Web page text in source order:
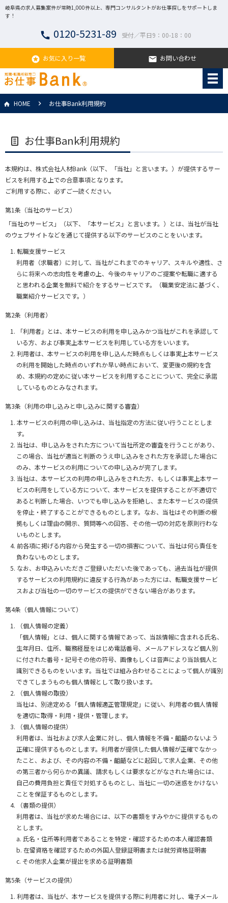
岐阜県の求人募集案件が常時1,000件以上、専門コンサルタントがお仕事探しをサポートしま
す！
call 0120-5231-89 受付／平日9：00-18：00
stars お気に入り一覧 email お問い合わせ
HOME お仕事Bank利用規約
お仕事Bank利用規約
本規約は、株式会社人材Bank（以下、「当社」と言います。）が提供するサー
ビスを利用する上での合意事項となります。
ご利用する際に、必ずご一読ください。
第1条（当社のサービス）
「当社のサービス」（以下、「本サービス」と言います。）とは、当社が当社
のウェブサイトなどを通じて提供する以下のサービスのことをいいます。
転職支援サービス
利用者（求職者）に対して、当社がこれまでのキャリア、スキルや適性、さ
らに将来への志向性を考慮の上、今後のキャリアのご提案や転職に適する
と思われる企業を無料で紹介をするサービスです。（職業安定法に基づく、
職業紹介サービスです。）
第2条（利用者）
「利用者」とは、本サービスの利用を申し込みかつ当社がこれを承認して
いる方、および事実上本サービスを利用している方をいいます。
利用者は、本サービスの利用を申し込んだ時点もしくは事実上本サービス
の利用を開始した時点のいずれか早い時点において、変更後の規約を含
め、本規約の定めに従い本サービスを利用することについて、完全に承諾
しているものとみなされます。
第3条（利用の申し込みと申し込みに関する審査）
本サービスの利用の申し込みは、当社指定の方法に従い行うこととしま
す。
当社は、申し込みをされた方について当社所定の審査を行うことがあり、
この場合、当社が適当と判断のうえ申し込みをされた方を承認した場合に
のみ、本サービスの利用についての申し込みが完了します。
当社は、本サービスの利用の申し込みをされた方、もしくは事実上本サー
ビスの利用をしている方について、本サービスを提供することが不適切で
あると判断した場合、いつでも申し込みを拒絶し、また本サービスの提供
を停止・終了することができるものとします。なお、当社はその判断の根
拠もしくは理由の開示、質問等への回答、その他一切の対応を原則行わな
いものとします。
前各項に掲げる内容から発生する一切の損害について、当社は何ら責任を
負わないものとします。
なお、お申込みいただきご登録いただいた後であっても、過去当社が提供
するサービスの利用規約に違反する行為があった方には、転職支援サービ
スおよび当社の一切のサービスの提供ができない場合があります。
第4条（個人情報について）
（個人情報の定義）
「個人情報」とは、個人に関する情報であって、当該情報に含まれる氏名、
生年月日、住所、職務経歴をはじめ電話番号、メールアドレスなど個人別
に付された番号・記号その他の符号、画像もしくは音声により当該個人と
識別できるものをいいます。当社では組み合わせることによって個人が識別
できてしまうものも個人情報として取り扱います。
（個人情報の取扱）
当社は、別途定める「個人情報適正管理規定」に従い、利用者の個人情報
を適切に取得・利用・提供・管理します。
（個人情報の提供）
利用者は、当社および求人企業に対し、個人情報を不備・齟齬のないよう
正確に提供するものとします。利用者が提供した個人情報が正確でなかっ
たこと、および、その内容の不備・齟齬などに起因して求人企業、その他
の第三者から何らかの異議、請求もしくは要求などがなされた場合には、
自己の費用負担と責任で対処するものとし、当社に一切の迷惑をかけない
ことを保証するものとします。
（書類の提供）
利用者は、当社が求めた場合には、以下の書類をすみやかに提供するもの
とします。
a. 氏名・住所等利用者であることを特定・確認するための本人確認書類
b. 在留資格を確認するための外国人登録証明書または就労資格証明書
c. その他求人企業が提出を求める証明書類
第5条（サービスの提供）
利用者は、当社が、本サービスを提供する際に利用者に対し、電子メール